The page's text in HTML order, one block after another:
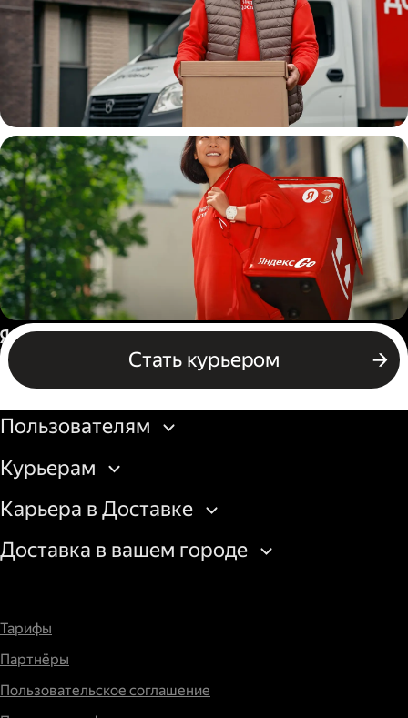
Водитель
грузовой машины
Пеший курьер
Стать курьером
Россия
Бизнесу
Пользователям
Курьерам
Карьера в Доставке
Доставка в вашем городе
Тарифы
Партнёры
Пользовательское соглашение